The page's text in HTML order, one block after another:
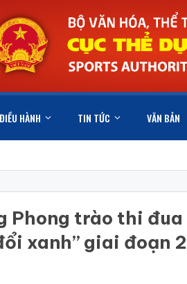
HÀNH TIN TỨC VĂN BẢN
Phong trào thi
xanh” giai đoạn